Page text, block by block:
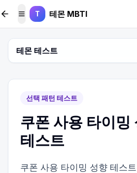
본문 바로가기
메뉴 토글
T 테몬 MBTI
테몬 테스트
선택 패턴 테스트
쿠폰 사용 타이밍
테스트
쿠폰 사용 타이밍 성향 테스